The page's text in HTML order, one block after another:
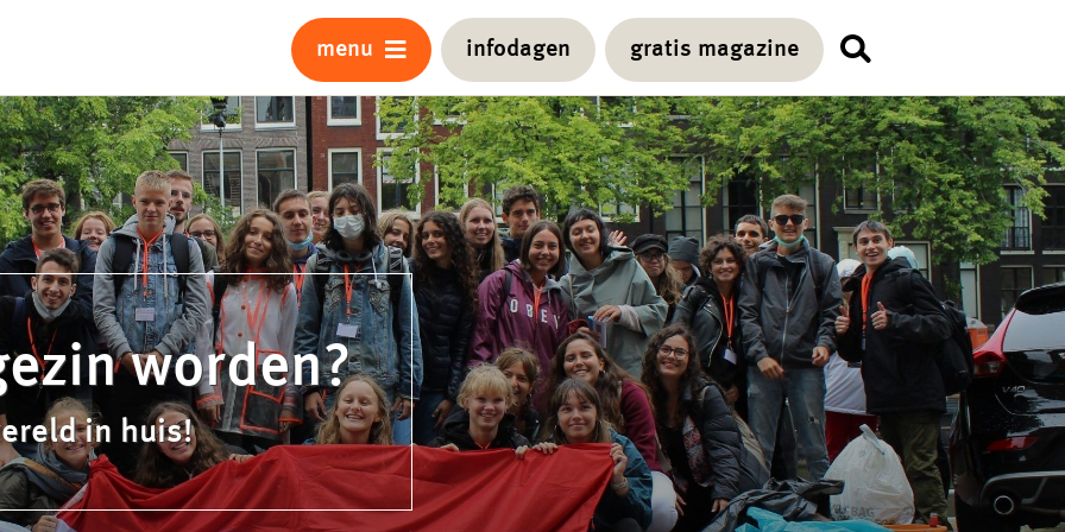
menu infodagen gratis magazine
worden?
in huis!